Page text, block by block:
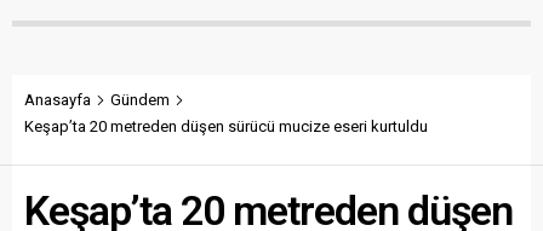
belirterek üreticiyi memnun
savundu.
vatandaşlardan ihbar
Anasayfa
Gündem
Keşap’ta 20 metreden düşen sürücü mucize eseri kurtuldu
Keşap’ta 20 metreden düşen